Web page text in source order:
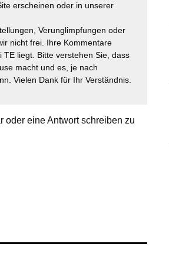
erscheinen oder in unserer
Verunglimpfungen oder
nicht frei. Ihre Kommentare
liegt. Bitte verstehen Sie, dass
macht und es, je nach
Vielen Dank für Ihr Verständnis.
oder eine Antwort schreiben zu